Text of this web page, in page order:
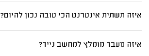
איזה תשתית אינטרנט הכי טובה נכון להיום?
איזה מעבד מומלץ למחשב נייד?